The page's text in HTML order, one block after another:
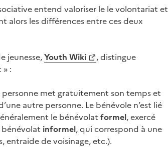
entend valoriser le le volontariat et
alors les différences entre ces deux
jeunesse,Youth Wiki
, distingue
:
met gratuitement son temps et
autre personne. Le bénévole n’est lié
le bénévolat formel, exercé
bénévolat informel, qui correspond à une
entraide de voisinage, etc.).